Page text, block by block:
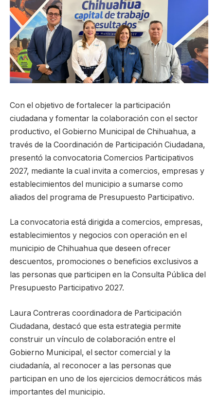
Con el objetivo de fortalecer la participación
ciudadana y fomentar la colaboración con el sector
productivo, el Gobierno Municipal de Chihuahua, a
través de la Coordinación de Participación Ciudadana,
presentó la convocatoria Comercios Participativos
2027, mediante la cual invita a comercios, empresas y
establecimientos del municipio a sumarse como
aliados del programa de Presupuesto Participativo.
La convocatoria está dirigida a comercios, empresas,
establecimientos y negocios con operación en el
municipio de Chihuahua que deseen ofrecer
descuentos, promociones o beneficios exclusivos a
las personas que participen en la Consulta Pública del
Presupuesto Participativo 2027.
Laura Contreras coordinadora de Participación
Ciudadana, destacó que esta estrategia permite
construir un vínculo de colaboración entre el
Gobierno Municipal, el sector comercial y la
ciudadanía, al reconocer a las personas que
participan en uno de los ejercicios democráticos más
importantes del municipio.